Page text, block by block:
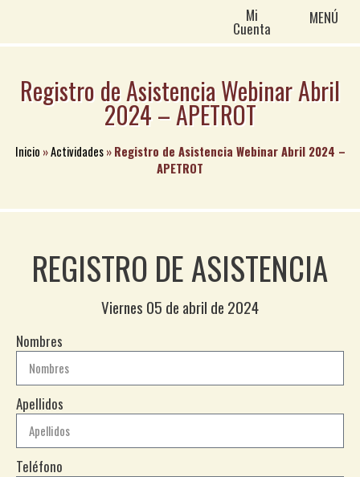
Mi
Cuenta
MENÚ
Registro de Asistencia Webinar Abril
2024 – APETROT
Inicio »Actividades»Registro de Asistencia Webinar Abril 2024 –
APETROT
REGISTRO DE ASISTENCIA
Viernes 05 de abril de 2024
Nombres
Apellidos
Teléfono